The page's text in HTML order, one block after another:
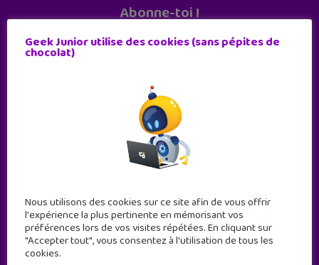
Abonne-toi !
11 numéros par an
Geek Junior utilise des cookies (sans pépites de
chocolat)
Nous utilisons des cookies sur ce site afin de vous offrir
l'expérience la plus pertinente en mémorisant vos
préférences lors de vos visites répétées. En cliquant sur
"Accepter tout", vous consentez à l'utilisation de tous les
cookies.